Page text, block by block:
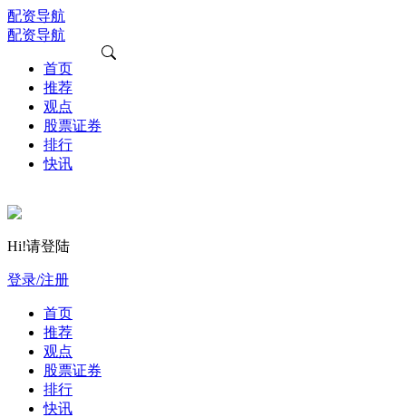
配资导航
配资导航
首页
推荐
观点
股票证券
排行
快讯
Hi!请登陆
登录/注册
首页
推荐
观点
股票证券
排行
快讯